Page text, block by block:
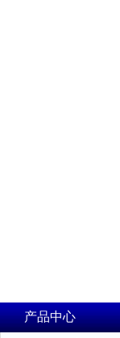
产品中心